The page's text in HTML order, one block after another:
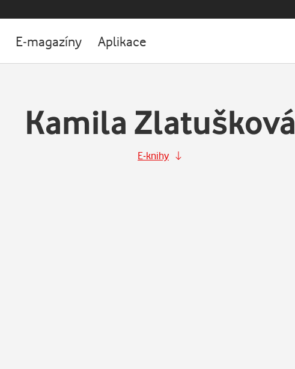
E-magazíny Aplikace
Kamila Zlatušková
E-knihy